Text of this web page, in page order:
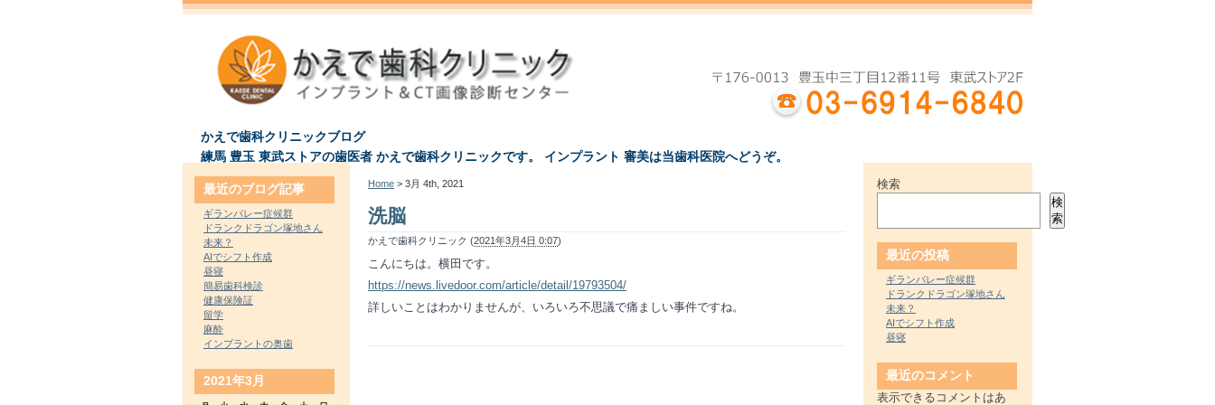
かえで歯科クリニックブログ
練馬 豊玉 東武ストアの歯医者 かえで歯科クリニックです。 インプラント 審美は当歯科医院へどうぞ。
Home > 3月 4th, 2021
洗脳
かえで歯科クリニック (2021年3月4日 0:07)
こんにちは。横田です。
https://news.livedoor.com/article/detail/19793504/
詳しいことはわかりませんが、いろいろ不思議で痛ましい事件ですね。
最近のブログ記事
ギランバレー症候群
ドランクドラゴン塚地さん
未来？
AIでシフト作成
昼寝
簡易歯科検診
健康保険証
留学
麻酔
インプラントの奥歯
2021年3月
検索
検
索
最近の投稿
ギランバレー症候群
ドランクドラゴン塚地さん
未来？
AIでシフト作成
昼寝
最近のコメント
表示できるコメントはあ